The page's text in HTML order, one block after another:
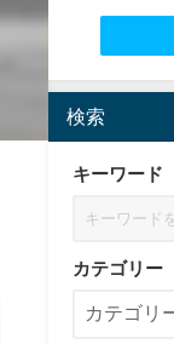
検索
キーワード
カテゴリー